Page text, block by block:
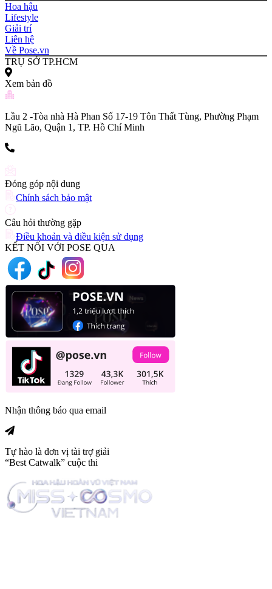
Hoa hậu
Lifestyle
Giải trí
Liên hệ
Về Pose.vn
TRỤ SỞ TP.HCM
Xem bản đồ
Lầu 2 -Tòa nhà Hà Phan Số 17-19 Tôn Thất Tùng, Phường Phạm
Ngũ Lão, Quận 1, TP. Hồ Chí Minh
Đóng góp nội dung
Chính sách bảo mật
Câu hỏi thường gặp
Điều khoản và điều kiện sử dụng
KẾT NỐI VỚI POSE QUA
Nhận thông báo qua email
Tự hào là đơn vị tài trợ giải
“Best Catwalk” cuộc thi